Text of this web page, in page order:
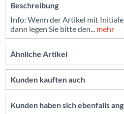
Beschreibung
Info: Wenn der Artikel mit
dann legen Sie bitte den... mehr
Ähnliche Artikel
Kunden kauften auch
Kunden haben sich ebenfalls